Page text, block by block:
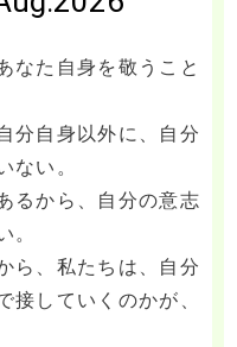
なた自身を敬うこと
分自身以外に、自分
ない。
るから、自分の意志
。
ら、私たちは、自分
接していくのかが、